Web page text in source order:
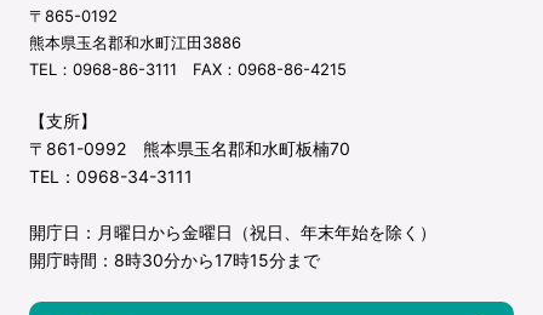
〒865-0192
熊本県玉名郡和水町江田3886
TEL：0968-86-3111 FAX：0968-86-4215
【支所】
〒861-0992 熊本県玉名郡和水町板楠70
TEL：0968-34-3111
開庁日：月曜日から金曜日（祝日、年末年始を除く）
開庁時間：8時30分から17時15分まで